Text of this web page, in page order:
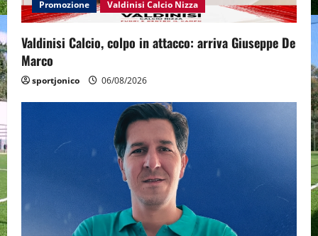
Promozione Valdinisi Calcio Nizza
Valdinisi Calcio, colpo in attacco: arriva Giuseppe De
Marco
sportjonico 06/08/2026